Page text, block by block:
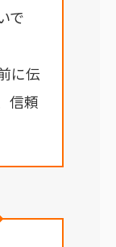
で
に伝
信頼